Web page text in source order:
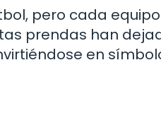
pero cada
prendas han
en